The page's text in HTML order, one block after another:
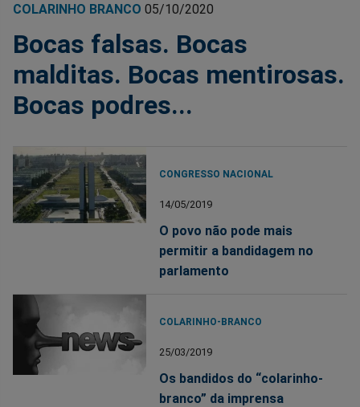
COLARINHO BRANCO 05/10/2020
Bocas falsas. Bocas
malditas. Bocas mentirosas.
Bocas podres...
CONGRESSO NACIONAL
14/05/2019
O povo não pode mais
permitir a bandidagem no
parlamento
COLARINHO-BRANCO
25/03/2019
Os bandidos do “colarinho-
branco” da imprensa